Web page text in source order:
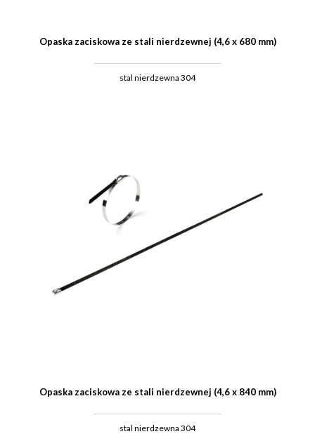
Opaska zaciskowa ze stali nierdzewnej (4,6 x 680 mm)
stal nierdzewna 304
Opaska zaciskowa ze stali nierdzewnej (4,6 x 840 mm)
stal nierdzewna 304